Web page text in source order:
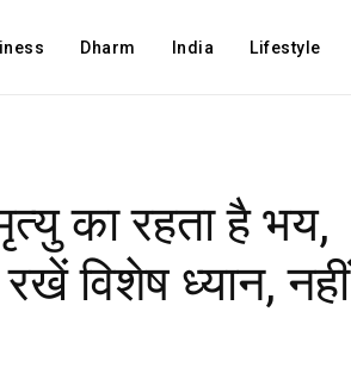
Dharm India Lifestyle
का रहता है भय,
विशेष ध्यान, नहीं